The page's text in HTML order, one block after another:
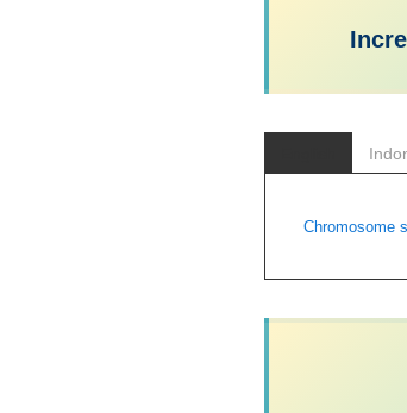
Chromosome